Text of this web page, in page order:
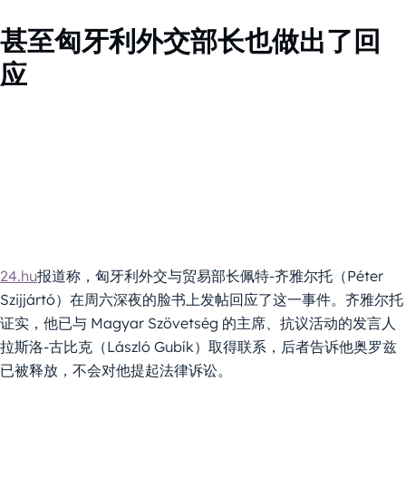
甚至匈牙利外交部长也做出了回
应
24.hu报道称，匈牙利外交与贸易部长佩特-齐雅尔托（Péter
Szijjártó）在周六深夜的脸书上发帖回应了这一事件。齐雅尔托
证实，他已与 Magyar Szövetség 的主席、抗议活动的发言人
拉斯洛-古比克（László Gubík）取得联系，后者告诉他奥罗兹
已被释放，不会对他提起法律诉讼。